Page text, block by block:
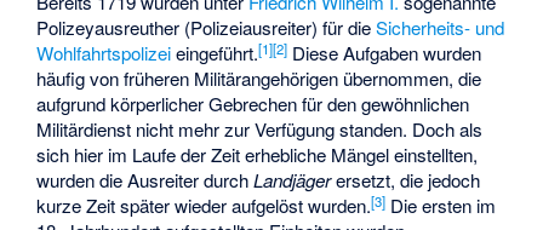
Polizeyausreuther (Polizeiausreiter) für dieSicherheits- und
Wohlfahrtspolizeieingeführt.[1][2] Diese Aufgaben wurden
häufig von früheren Militärangehörigen übernommen, die
aufgrund körperlicher Gebrechen für den gewöhnlichen
Militärdienst nicht mehr zur Verfügung standen. Doch als
sich hier im Laufe der Zeit erhebliche Mängel einstellten,
wurden die Ausreiter durchLandjägerersetzt, die jedoch
kurze Zeit später wieder aufgelöst wurden.[3] Die ersten im